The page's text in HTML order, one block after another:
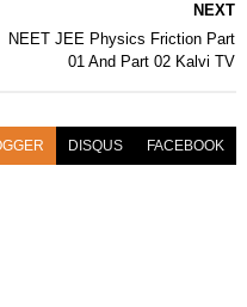
NEXT
NEET JEE Physics Friction Part
01 And Part 02 Kalvi TV
DISQUS FACEBOOK